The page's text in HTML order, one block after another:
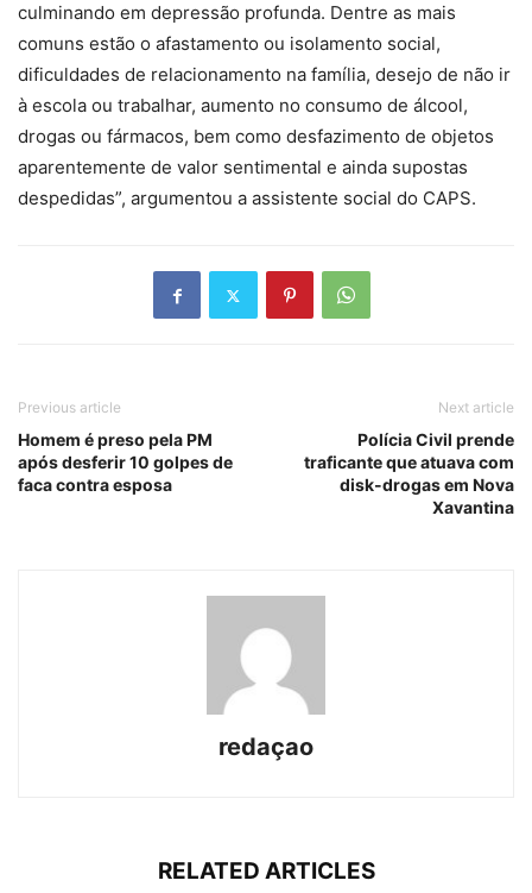
culminando em depressão profunda. Dentre as mais
comuns estão o afastamento ou isolamento social,
dificuldades de relacionamento na família, desejo de não ir
à escola ou trabalhar, aumento no consumo de álcool,
drogas ou fármacos, bem como desfazimento de objetos
aparentemente de valor sentimental e ainda supostas
despedidas”, argumentou a assistente social do CAPS.
Previous article
Homem é preso pela PM
após desferir 10 golpes de
faca contra esposa
Next article
Polícia Civil prende
traficante que atuava com
disk-drogas em Nova
Xavantina
redaçao
RELATED ARTICLES